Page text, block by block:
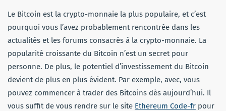
Le Bitcoin est la crypto-monnaie la plus populaire, et c’est
pourquoi vous l’avez probablement rencontrée dans les
actualités et les forums consacrés à la crypto-monnaie. La
popularité croissante du Bitcoin n’est un secret pour
personne. De plus, le potentiel d’investissement du Bitcoin
devient de plus en plus évident. Par exemple, avec, vous
pouvez commencer à trader des Bitcoins dès aujourd’hui. Il
vous suffit de vous rendre sur le site Ethereum Code-fr pour